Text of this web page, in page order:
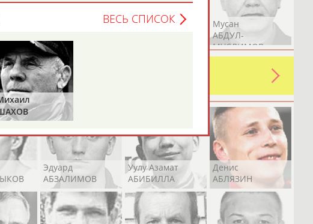
Эмиль
Мусан
АБДУЛ-
МУСЛИМОВ
какую-либо ошибку в уже
своей страны!
Эдуард
АБЗАЛИМОВ
Уулу Азамат
АБИБИЛЛА
Денис
АБЛЯЗИН
ВЕСЬ СПИСОК